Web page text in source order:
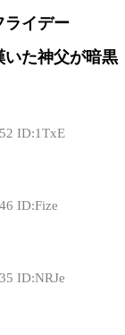
ライデー
いた神父が暗黒
ID:1TxE
ID:Fize
ID:NRJe